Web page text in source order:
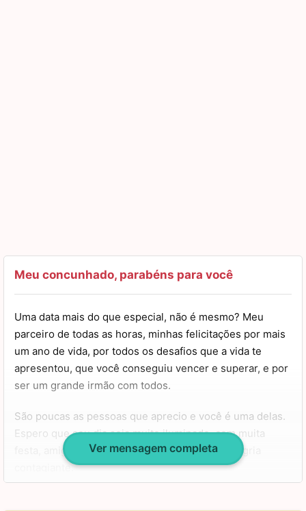
Meu concunhado, parabéns para você
Uma data mais do que especial, não é mesmo? Meu
parceiro de todas as horas, minhas felicitações por mais
um ano de vida, por todos os desafios que a vida te
apresentou, que você conseguiu vencer e superar, e por
ser um grande irmão com todos.
São poucas as pessoas que aprecio e você é uma delas.
Espero que seu dia seja muito iluminado, com muita
festa, amigos que te admiram, música boa e alegria
contagiante.
Ver mensagem completa